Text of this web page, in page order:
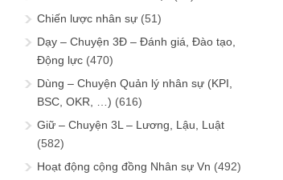
Chiến lược nhân sự (51)
Dạy – Chuyện 3Đ – Đánh giá, Đào tạo,
Động lực (470)
Dùng – Chuyện Quản lý nhân sự (KPI,
BSC, OKR, …) (616)
Giữ – Chuyện 3L – Lương, Lậu, Luật
(582)
Hoạt động cộng đồng Nhân sự Vn (492)